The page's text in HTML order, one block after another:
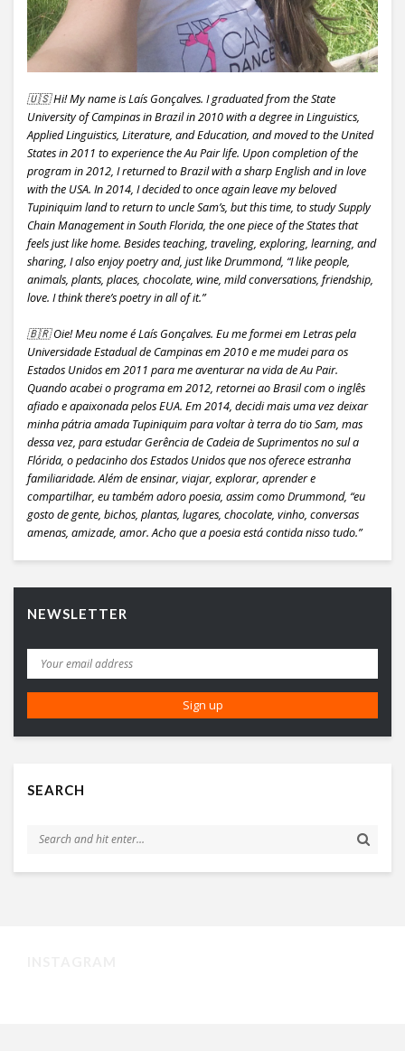
🇺🇸 Hi! My name is Laís Gonçalves. I graduated from the State
University of Campinas in Brazil in 2010 with a degree in Linguistics,
Applied Linguistics, Literature, and Education, and moved to the United
States in 2011 to experience the Au Pair life. Upon completion of the
program in 2012, I returned to Brazil with a sharp English and in love
with the USA. In 2014, I decided to once again leave my beloved
Tupiniquim land to return to uncle Sam’s, but this time, to study Supply
Chain Management in South Florida, the one piece of the States that
feels just like home. Besides teaching, traveling, exploring, learning, and
sharing, I also enjoy poetry and, just like Drummond, “I like people,
animals, plants, places, chocolate, wine, mild conversations, friendship,
love. I think there’s poetry in all of it.”
🇧🇷 Oie! Meu nome é Laís Gonçalves. Eu me formei em Letras pela
Universidade Estadual de Campinas em 2010 e me mudei para os
Estados Unidos em 2011 para me aventurar na vida de Au Pair.
Quando acabei o programa em 2012, retornei ao Brasil com o inglês
afiado e apaixonada pelos EUA. Em 2014, decidi mais uma vez deixar
minha pátria amada Tupiniquim para voltar à terra do tio Sam, mas
dessa vez, para estudar Gerência de Cadeia de Suprimentos no sul a
Flórida, o pedacinho dos Estados Unidos que nos oferece estranha
familiaridade. Além de ensinar, viajar, explorar, aprender e
compartilhar, eu também adoro poesia, assim como Drummond, “eu
gosto de gente, bichos, plantas, lugares, chocolate, vinho, conversas
amenas, amizade, amor. Acho que a poesia está contida nisso tudo.”
NEWSLETTER
SEARCH